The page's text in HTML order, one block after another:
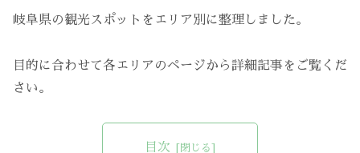
岐阜県の観光スポットをエリア別に整理しました。
目的に合わせて各エリアのページから詳細記事をご覧くだ
さい。
目次